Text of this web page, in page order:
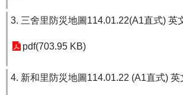
3. 三舍里防災地圖114.01.22(A1直式) 英
pdf(703.95 KB)
4. 新和里防災地圖114.01.22 (A1直式) 英